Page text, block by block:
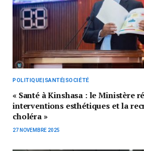
POLITIQUE|SANTÉ|SOCIÉTÉ
« Santé à Kinshasa : le Ministère
interventions esthétiques et la
choléra »
27 NOVEMBRE 2025